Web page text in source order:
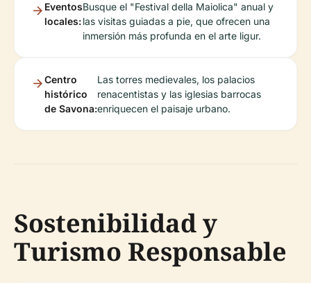
Eventos
locales:
Busque el "Festival della Maiolica" anual y
las visitas guiadas a pie, que ofrecen una
inmersión más profunda en el arte ligur.
Centro
histórico
de Savona:
Las torres medievales, los palacios
renacentistas y las iglesias barrocas
enriquecen el paisaje urbano.
Sostenibilidad y
Turismo Responsable